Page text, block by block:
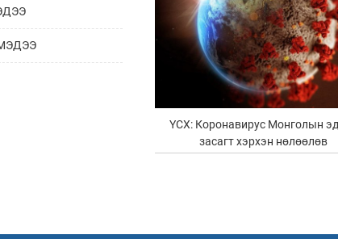
ҮСХ: Коронавирус Монголын
засагт хэрхэн нөлөөлөв